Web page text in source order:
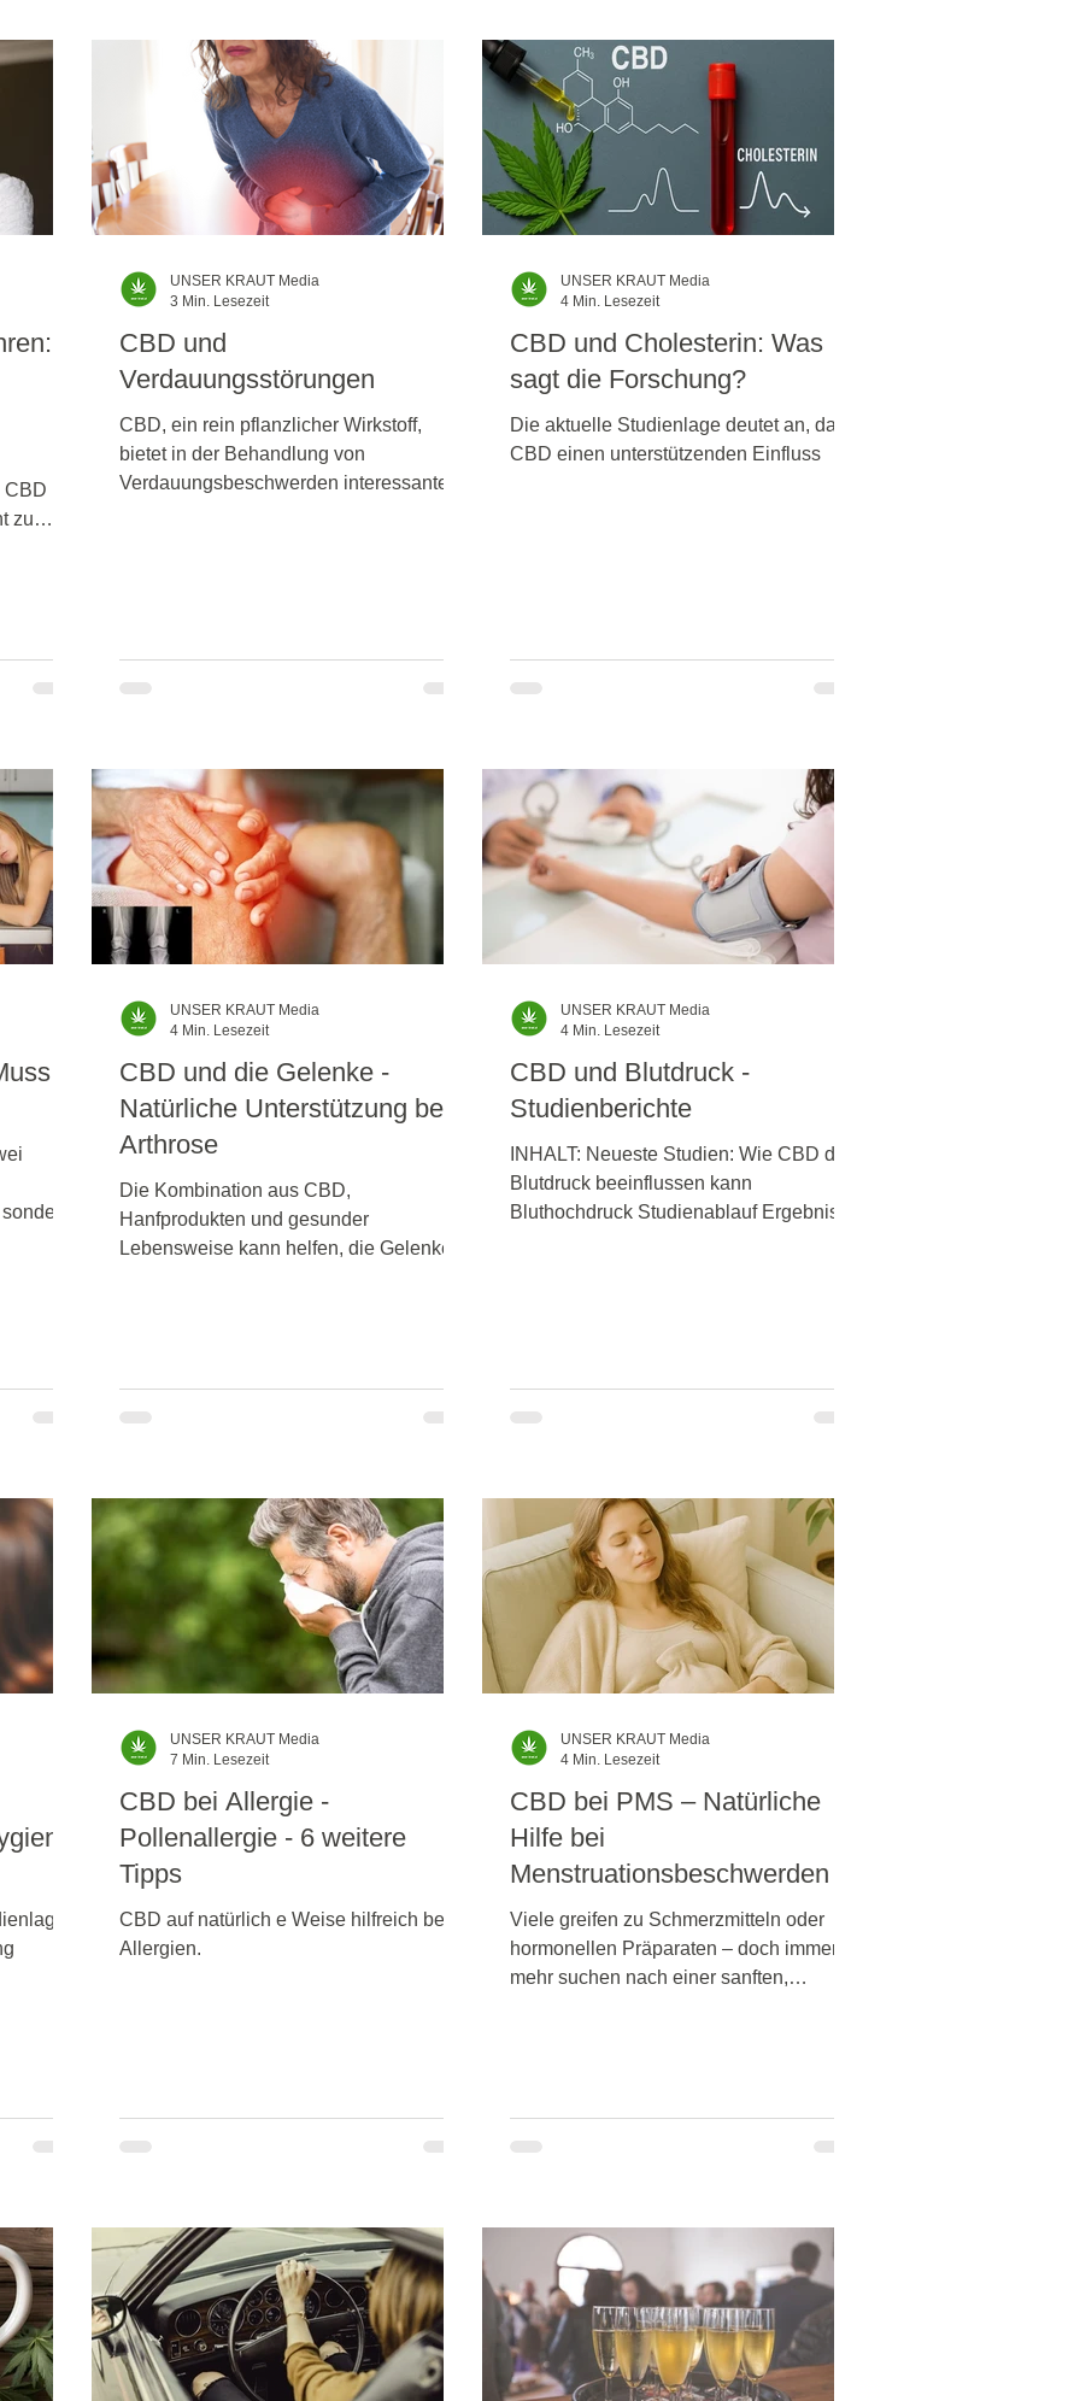
sind.
CBD
zu
CBD und
Verdauungsstörungen
CBD, ein rein pflanzlicher Wirkstoff,
bietet in der Behandlung von
Verdauungsbeschwerden interessante
UNSER KRAUT Media
3 Min. Lesezeit
CBD und Cholesterin: Was
sagt die Forschung?
Die aktuelle Studienlage deutet an, dass
CBD einen unterstützenden Einfluss
UNSER KRAUT Media
4 Min. Lesezeit
CBD und die Gelenke -
Natürliche Unterstützung bei
Arthrose
Die Kombination aus CBD,
Hanfprodukten und gesunder
Lebensweise kann helfen, die Gelenke
UNSER KRAUT Media
4 Min. Lesezeit
CBD und Blutdruck -
Studienberichte
INHALT: Neueste Studien: Wie CBD den
Blutdruck beeinflussen kann
Bluthochdruck Studienablauf Ergebnisse
einer aktuellen Studie, die im Journal of
Cannabidiol (CBD) sich auf den
Blutdruck und die Gefäßfunktion bei
UNSER KRAUT Media
4 Min. Lesezeit
auch
und
CBD bei Allergie -
Pollenallergie - 6 weitere
Tipps
CBD auf natürlich e Weise hilfreich bei
Allergien.
UNSER KRAUT Media
7 Min. Lesezeit
CBD bei PMS – Natürliche
Hilfe bei
Menstruationsbeschwerden
Viele greifen zu Schmerzmitteln oder
hormonellen Präparaten – doch immer
mehr suchen nach einer sanften,
UNSER KRAUT Media
4 Min. Lesezeit